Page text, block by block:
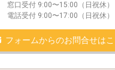
窓口受付 9:00〜15:00（日祝休）
電話受付 9:00〜17:00（日祝休）
フォームからのお問合せは